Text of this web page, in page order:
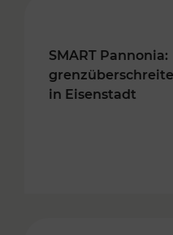
SMART Pannonia:
in Eisenstadt